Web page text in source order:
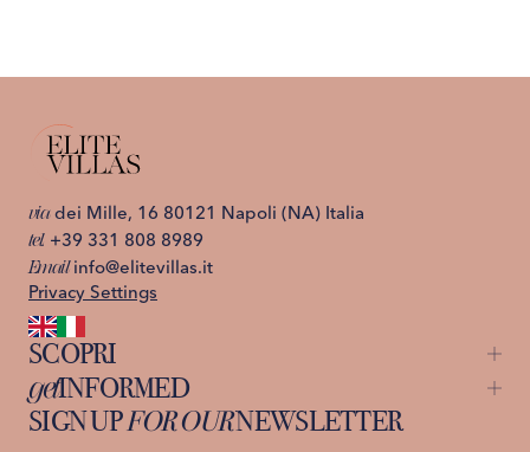
viadei Mille, 16 80121 Napoli (NA) Italia
tel. +39 331 808 8989
Email info@elitevillas.it
Privacy Settings
SCOPRI
Capri
St. Moritz
Ischia
getINFORMED
About us
SIGN UPFOR OURNEWSLETTER